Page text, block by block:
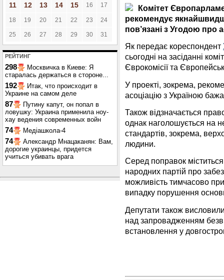
11
12 13 14 15 16 17
18 19 20 21 22 23 24
25 26 27 28 29 30 31
РЕЙТИНГ
298
Москвичка в Киеве: Я
старалась держаться в стороне...
192
Итак, что происходит в
Украине на самом деле
87
Путину капут, он попал в
ловушку: Украина применила ноу-
хау ведения современных войн
74 Медіашкола-4
74
Александр Мнацаканян: Вам,
дорогие украинцы, придется
учиться убивать врага
Комітет
рекомендує
пов’язані з Угодою про
Як передає кореспондент
сьогодні на засіданні
Єврокомісії та
У проекті, зокрема,
асоціацію з Україною
Також відзначається
однак наголошується на
стандартів, зокрема,
людини.
Серед поправок міститься
народних партій про
можливість тимчасово
випадку порушення
Депутати також
над запровадженням
встановлення у